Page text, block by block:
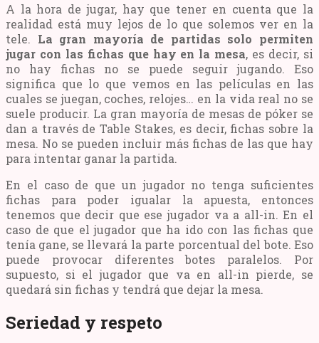
A la hora de jugar, hay que tener en cuenta que la
realidad está muy lejos de lo que solemos ver en la
tele. La gran mayoría de partidas solo permiten
jugar con las fichas que hay en la mesa, es decir, si
no hay fichas no se puede seguir jugando. Eso
significa que lo que vemos en las películas en las
cuales se juegan, coches, relojes… en la vida real no se
suele producir. La gran mayoría de mesas de póker se
dan a través de Table Stakes, es decir, fichas sobre la
mesa. No se pueden incluir más fichas de las que hay
para intentar ganar la partida.
En el caso de que un jugador no tenga suficientes
fichas para poder igualar la apuesta, entonces
tenemos que decir que ese jugador va a all-in. En el
caso de que el jugador que ha ido con las fichas que
tenía gane, se llevará la parte porcentual del bote. Eso
puede provocar diferentes botes paralelos. Por
supuesto, si el jugador que va en all-in pierde, se
quedará sin fichas y tendrá que dejar la mesa.
Seriedad y respeto